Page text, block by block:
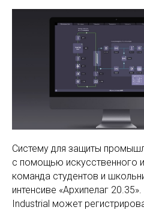
Систему для защиты
с помощью искусственного
команда студентов и
интенсиве «Архипелаг
Industrial может